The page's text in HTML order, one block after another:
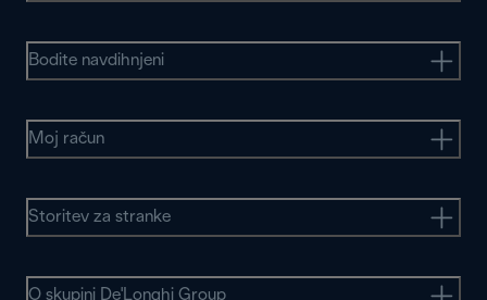
Bodite navdihnjeni
Moj račun
Storitev za stranke
O skupini De'Longhi Group